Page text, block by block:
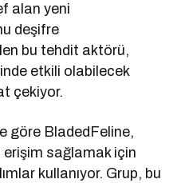
alan yeni
deşifre
bu tehdit aktörü,
etkili olabilecek
çekiyor.
göre BladedFeline,
sağlamak için
kullanıyor. Grup, bu